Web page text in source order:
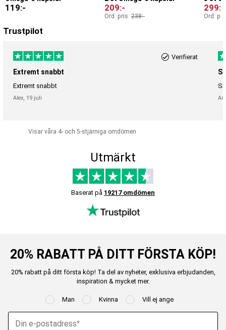
119:- 209:-
Ord. pris:238:-
299:-
Ord.
Trustpilot
Verifierat
Extremt snabbt
Extremt snabbt
Alex, 19 juli
Visar våra 4- och 5-stjärniga omdömen
Utmärkt
Baserat på 19217 omdömen
20% RABATT PÅ DITT FÖRSTA KÖP!
20% rabatt på ditt första köp! Ta del av nyheter, exklusiva erbjudanden,
inspiration & mycket mer.
Man Kvinna Vill ej ange